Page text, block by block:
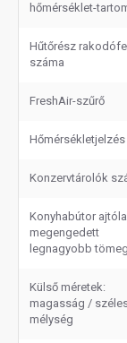
hőmérséklet-
Hűtőrész
száma
FreshAir-szűrő
Hőmérsékletjelzés
Konzervtárolók
Konyhabútor
megengedett
legnagyobb
Külső méretek:
magasság /
mélység